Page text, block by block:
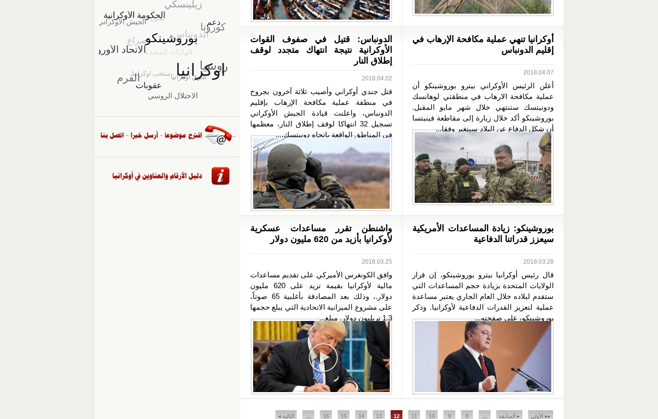
أوكرانيا تنهي عملية مكافحة الإرهاب في
إقليم الدونباس
2018.04.07
أعلن الرئيس الأوكراني بيترو بوروشينكو أن
عملية مكافحة الارهاب في منطقتي لوهانسك
ودونيتسك ستنتهي خلال شهر مايو المقبل.
بوروشينكو أكد خلال زيارة إلى مقاطعة فينيتسا
أن شكل الدفاع عن البلاد سيتغير وفقا...
الدونباس: قتيل في صفوف القوات
الأوكرانية نتيجة انتهاك متجدد لوقف
إطلاق النار
2018.04.02
قتل جندي أوكراني وأصيب ثلاثة آخرون بجروح
في منطقة عملية مكافحة الإرهاب بإقليم
الدونباس، واعلنت قيادة الجيش الأوكراني
تسجيل 32 انتهاكا لوقف إطلاق النار، معظمها
في المناطق الواقعة باتجاه دونيتسك....
بوروشينكو: زيادة المساعدات الأمريكية
سيعزز قدراتنا الدفاعية
2018.03.28
قال رئيس أوكرانيا بيترو بوروشينكو، إن قرار
الولايات المتحدة بزيادة حجم المساعدات التي
ستقدم لبلاده خلال العام الجاري يعتبر مساعدة
عملية لتعزيز القدرات الدفاعية لأوكرانيا. وذكر
بوروشينكو، على صفحته...
واشنطن تقرر مساعدات عسكرية
لأوكرانيا بأزيد من 620 مليون دولار
2018.03.25
وافق الكونغرس الأميركي على تقديم مساعدات
مالية لأوكرانيا بقيمة تزيد على 620 مليون
دولار.، وذلك بعد المصادقة بأغلبية 65 صوتاً،
على مشروع الميزانية الاتحادية التي يبلغ حجمها
1.3 تريليون دولار. مبلغ...
الصفحات
▸▸ الأولى ▸ السابقة 8
9
10
11
12
13
14
15
16 التالية ◂